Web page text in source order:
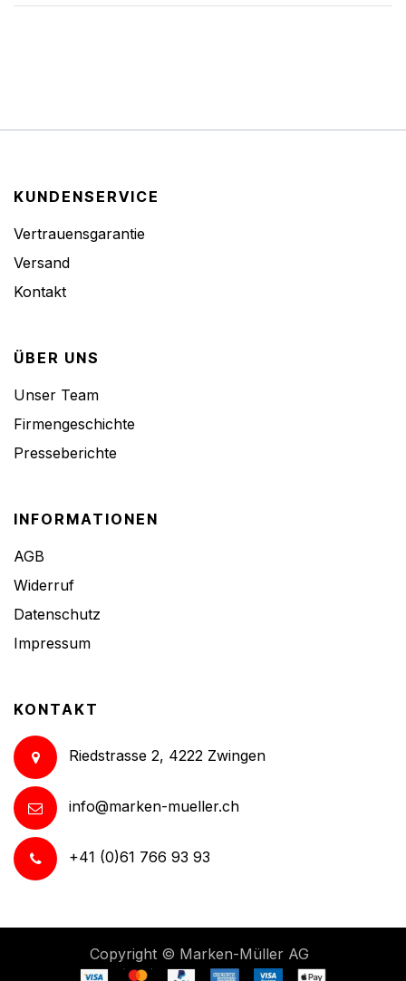
KUNDENSERVICE
Vertrauensgarantie
Versand
Kontakt
ÜBER UNS
Unser Team
Firmengeschichte
Presseberichte
INFORMATIONEN
AGB
Widerruf
Datenschutz
Impressum
KONTAKT
Riedstrasse 2, 4222 Zwingen
info@marken-mueller.ch
+41 (0)61 766 93 93
Copyright © Marken-Müller AG